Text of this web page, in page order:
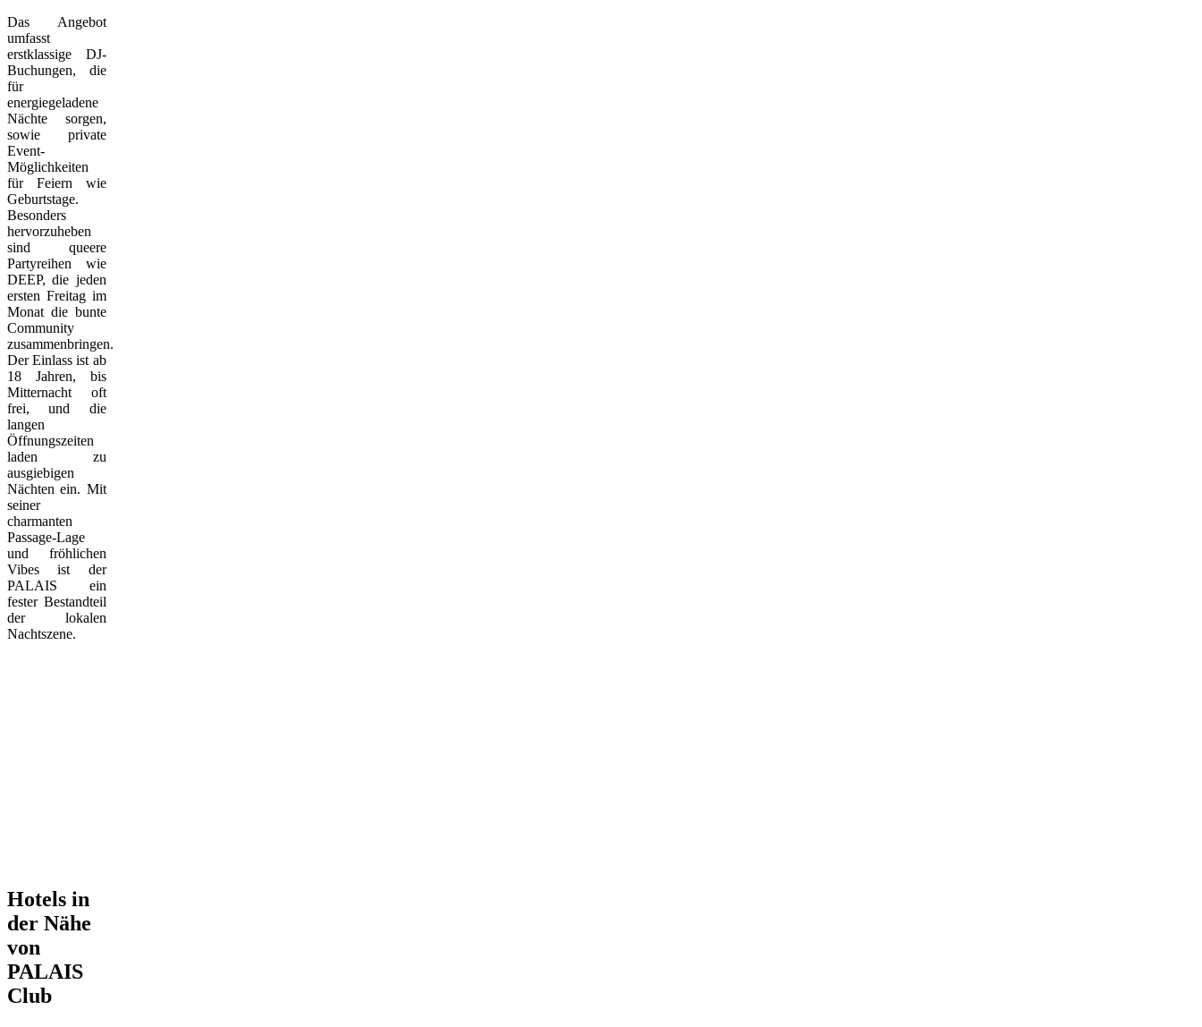
Das Angebot
umfasst
erstklassige DJ-
Buchungen, die
für
energiegeladene
Nächte sorgen,
sowie private
Event-
Möglichkeiten
für Feiern wie
Geburtstage.
Besonders
hervorzuheben
sind queere
Partyreihen wie
DEEP, die jeden
ersten Freitag im
Monat die bunte
Community
zusammenbringen.
Der Einlass ist ab
18 Jahren, bis
Mitternacht oft
frei, und die
langen
Öffnungszeiten
laden zu
ausgiebigen
Nächten ein. Mit
seiner
charmanten
Passage-Lage
und fröhlichen
Vibes ist der
PALAIS ein
fester Bestandteil
der lokalen
Nachtszene.
Hotels in
der Nähe
von
PALAIS
Club